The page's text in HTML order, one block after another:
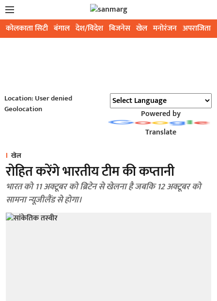
कोलकाता सिटी बंगाल देश/विदेश बिजनेस खेल मनोरंजन अपराजिता
Location: User denied
Geolocation
Powered by
Translate
खेल
रोहित करेंगे भारतीय टीम की कप्तानी
भारत को 11 अक्टूबर को ब्रिटेन से खेलना है जबकि 12 अक्टूबर को
सामना न्यूजीलैंड से होगा।